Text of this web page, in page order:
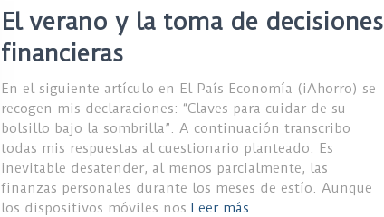
El verano y la toma de decisiones
financieras
En el siguiente artículo en El País Economía (iAhorro) se
recogen mis declaraciones: “Claves para cuidar de su
bolsillo bajo la sombrilla”. A continuación transcribo
todas mis respuestas al cuestionario planteado. Es
inevitable desatender, al menos parcialmente, las
finanzas personales durante los meses de estío. Aunque
los dispositivos móviles nos Leer más